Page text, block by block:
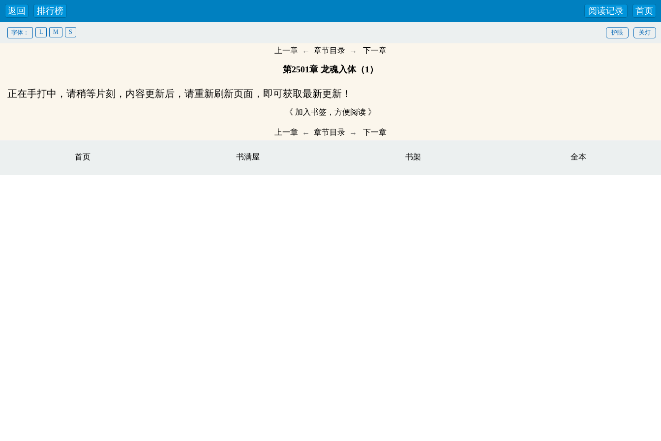
返回 排行榜 首页
阅读记录
关灯
护眼
字体： L M S
上一章 ← 章节目录 → 下一章
第2501章 龙魂入体（1）
正在手打中，请稍等片刻，内容更新后，请重新刷新页面，即可获取最新更新！
《 加入书签，方便阅读 》
上一章 ← 章节目录 → 下一章
首页 书满屋 书架 全本